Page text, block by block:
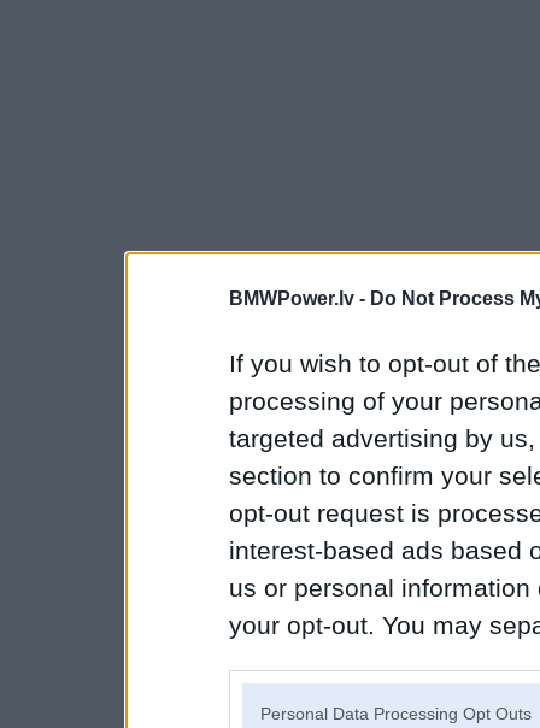
BMWPower.lv - Do Not Process
If you wish to opt-out of
processing of your
targeted advertising by
section to confirm your
opt-out request is
interest-based ads based
us or personal
your opt-out. You may
Personal Data Processing Opt Outs